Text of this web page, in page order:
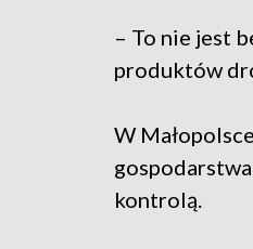
– To nie jest
produktów
W
kontrolą.